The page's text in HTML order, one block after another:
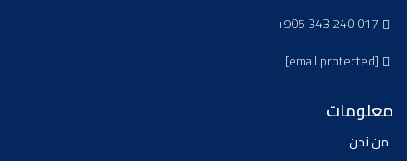
+905 343 240 017
[email protected]
معلومات
من نحن